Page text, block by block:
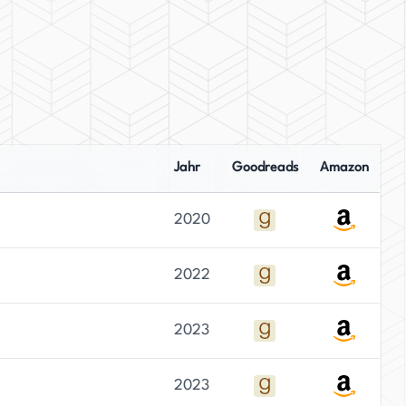
Jahr Goodreads Amazon
2020
2022
2023
2023